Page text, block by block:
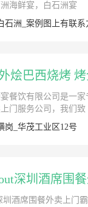
海鲜宴，白石洲宴
石洲_案例图上有联
烩巴西烧烤
餐饮有限公司是一
门服务公司，我们致
岗_华茂工业区12号
深圳酒席围
圳酒席围餐外卖上门